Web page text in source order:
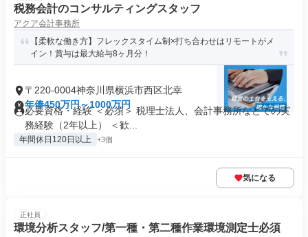
税務会計のコンサルティングスタッフ
アクア会計事務所
【柔軟な働き方】フレックスタイム制×打ち合わせはリモートがメ
イン！賞与は最大給与8ヶ月分！
〒220-0004神奈川県横浜市西区北幸
年俸450万円～1000万円
必要資格・経験 ＜必須＞ 税理士法人、会計事務所などでの実
務経験（2年以上） ＜歓...
年間休日120日以上 +3個
気になる
正社員
環境分析スタッフ/第一種・第二種作業環境測定士必須